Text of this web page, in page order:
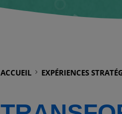
ACCUEIL EXPÉRIENCES